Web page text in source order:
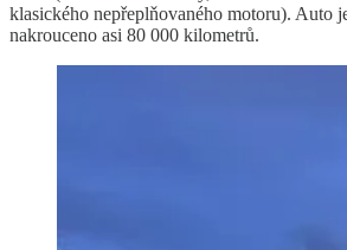
klasického nepřeplňovaného motoru). Auto
nakrouceno asi 80 000 kilometrů.